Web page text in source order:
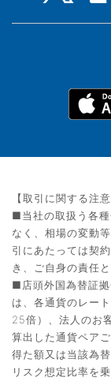
【取引に関する注意
■当社の取扱う各
なく、相場の変動
引にあたっては契
き、ご自身の責任
■店頭外国為替証
は、各通貨のレー
25倍）、法人のお
算出した通貨ペア
得た額又は当該為
リスク想定比率を